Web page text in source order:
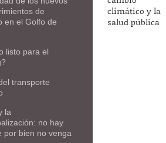
climático y la
salud pública
de
en el Golfo de
listo para el
transporte
la
no hay
por bien no venga